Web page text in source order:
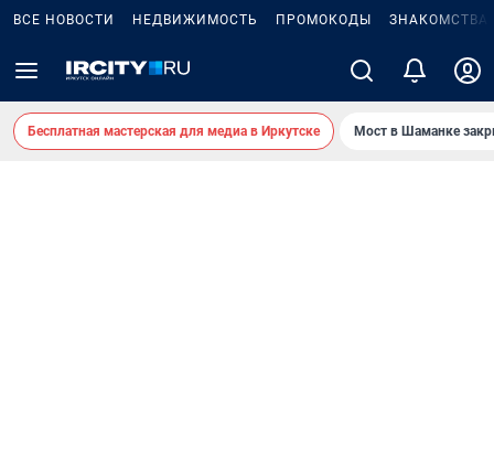
ВСЕ НОВОСТИ НЕДВИЖИМОСТЬ ПРОМОКОДЫ ЗНАКОМСТВА
Бесплатная мастерская для медиа в Иркутске Мост в Шаманке